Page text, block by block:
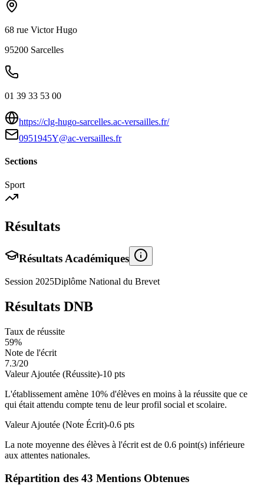
68 rue Victor Hugo
95200 Sarcelles
01 39 33 53 00
https://clg-hugo-sarcelles.ac-versailles.fr/
0951945Y@ac-versailles.fr
Sections
Sport
Résultats
Résultats Académiques
Session 2025Diplôme National du Brevet
Résultats DNB
Taux de réussite
59%
Note de l'écrit
7.3/20
Valeur Ajoutée (Réussite)-10 pts
L'établissement amène 10% d'élèves en moins à la réussite que ce
qui était attendu compte tenu de leur profil social et scolaire.
Valeur Ajoutée (Note Écrit)-0.6 pts
La note moyenne des élèves à l'écrit est de 0.6 point(s) inférieure
aux attentes nationales.
Répartition des 43 Mentions Obtenues